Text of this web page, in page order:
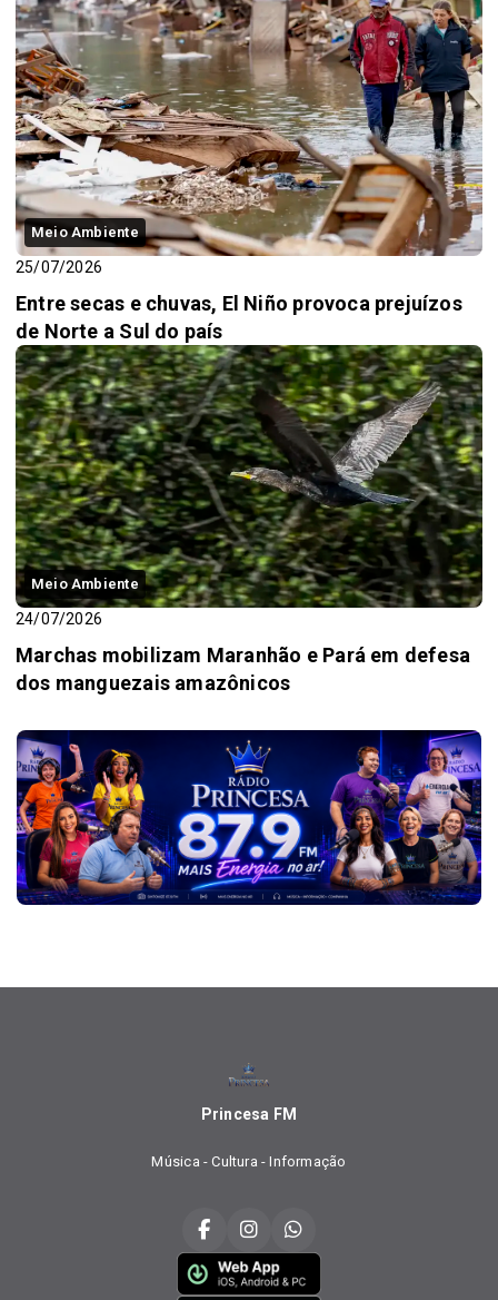
Meio Ambiente
25/07/2026
Entre secas e chuvas, El Niño provoca prejuízos
de Norte a Sul do país
Meio Ambiente
24/07/2026
Marchas mobilizam Maranhão e Pará em defesa
dos manguezais amazônicos
Princesa FM
Música - Cultura - Informação